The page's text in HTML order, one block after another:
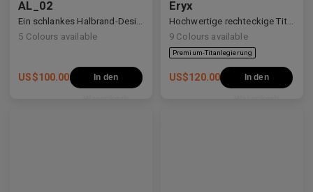
Premium-Titanlegierung
AL_02
5 Colours available
US$100.00 In den
Eryx
Hochwertige rechteckige Titanrahmen, verziert mit weißen Zirkonia, die avantgardistisches Design und eine beeindruckende Brillanz präsentieren.
9 Colours available
US$120.00 In den